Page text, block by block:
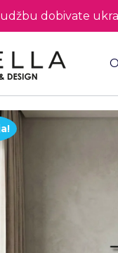
dobivate